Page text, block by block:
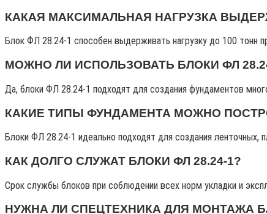
КАКАЯ МАКСИМАЛЬНАЯ НАГРУЗКА
Блок ФЛ 28.24-1 способен выдерживать нагрузку до 100 тонн
МОЖНО ЛИ ИСПОЛЬЗОВАТЬ БЛОКИ ФЛ
Да, блоки ФЛ 28.24-1 подходят для создания фундаментов
КАКИЕ ТИПЫ ФУНДАМЕНТА МОЖНО
Блоки ФЛ 28.24-1 идеально подходят для создания ленточных,
КАК ДОЛГО СЛУЖАТ БЛОКИ ФЛ 28.24-1?
Срок службы блоков при соблюдении всех норм укладки и
НУЖНА ЛИ СПЕЦТЕХНИКА ДЛЯ МОНТАЖА